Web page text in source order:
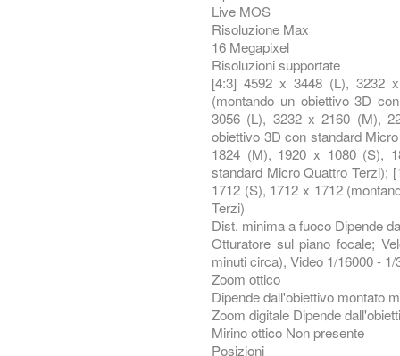
Live MOS
Risoluzione Max
16 Megapixel
Risoluzioni supportate
[4:3] 4592 x 3448 (L), 3232
(montando un obiettivo 3D
3056 (L), 3232 x 2160 (M),
obiettivo 3D con standard
1824 (M), 1920 x 1080 (S),
standard Micro Quattro Terzi);
1712 (S), 1712 x 1712
Terzi)
Dist. minima a fuoco Dipende
Otturatore sul piano focale;
minuti circa), Video 1/16000 -
Zoom ottico
Dipende dall'obiettivo montato
Zoom digitale Dipende
Mirino ottico Non presente
Posizioni